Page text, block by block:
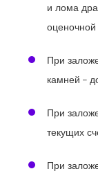
и лома
оценочной
При
камней –
При
текущих
При